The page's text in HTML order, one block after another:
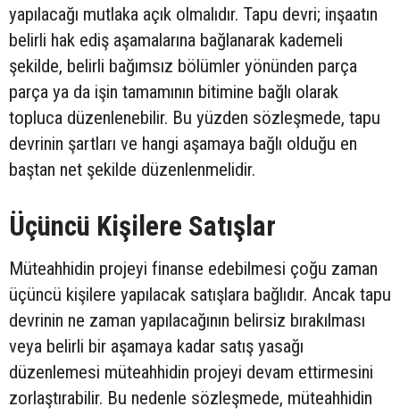
yapılacağı mutlaka açık olmalıdır. Tapu devri; inşaatın
belirli hak ediş aşamalarına bağlanarak kademeli
şekilde, belirli bağımsız bölümler yönünden parça
parça ya da işin tamamının bitimine bağlı olarak
topluca düzenlenebilir. Bu yüzden sözleşmede, tapu
devrinin şartları ve hangi aşamaya bağlı olduğu en
baştan net şekilde düzenlenmelidir.
Üçüncü Kişilere Satışlar
Müteahhidin projeyi finanse edebilmesi çoğu zaman
üçüncü kişilere yapılacak satışlara bağlıdır. Ancak tapu
devrinin ne zaman yapılacağının belirsiz bırakılması
veya belirli bir aşamaya kadar satış yasağı
düzenlemesi müteahhidin projeyi devam ettirmesini
zorlaştırabilir. Bu nedenle sözleşmede, müteahhidin